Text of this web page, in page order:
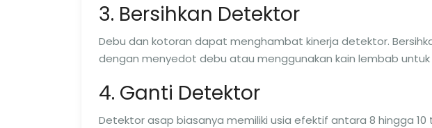
3. Bersihkan Detektor
Debu dan kotoran dapat menghambat kinerja detektor.
dengan menyedot debu atau menggunakan kain lembab
4. Ganti Detektor
Detektor asap biasanya memiliki usia efektif antara 8 hingga